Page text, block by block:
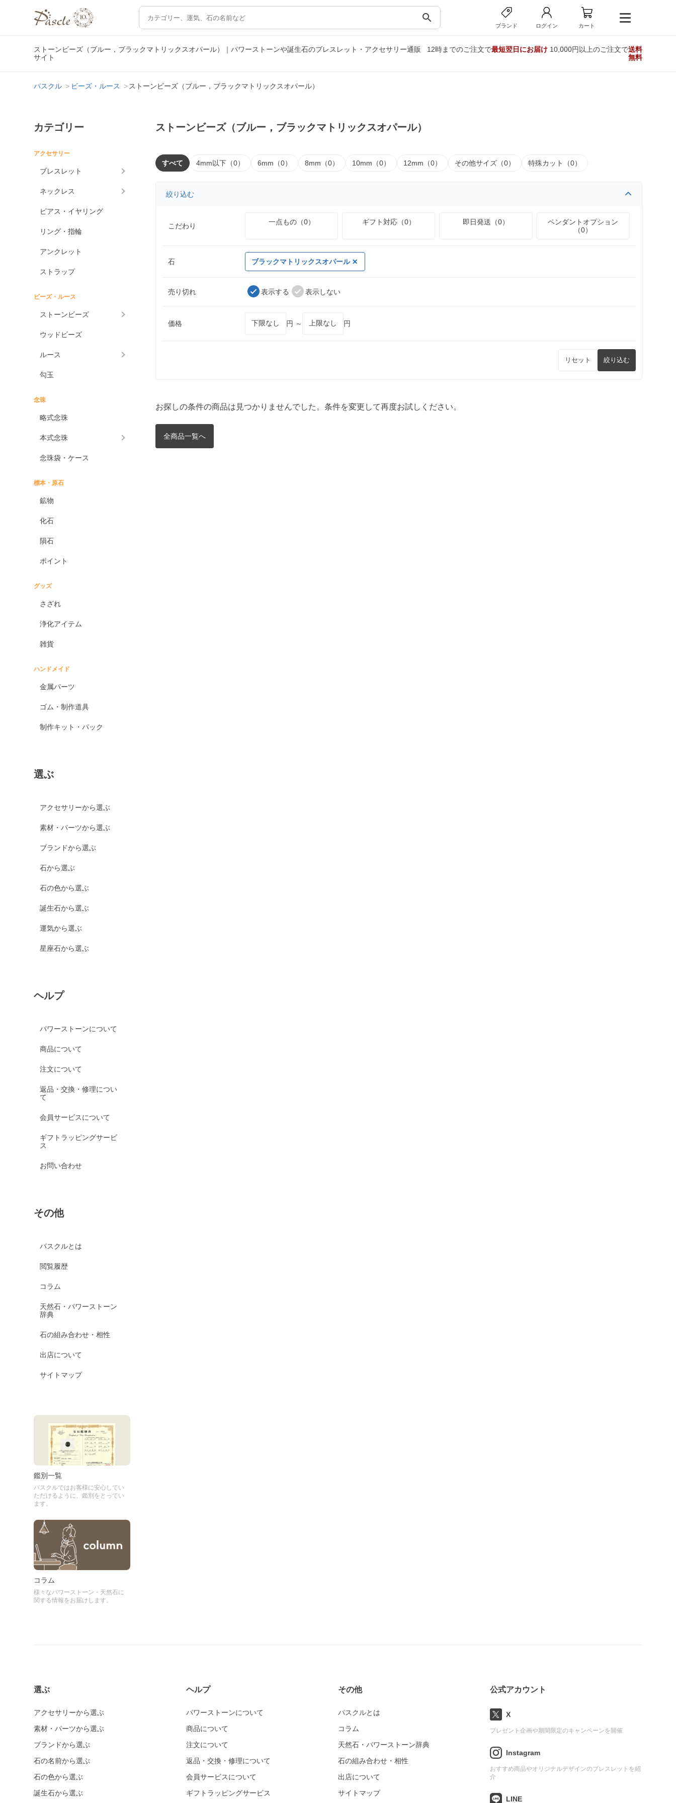
search
ブランド ログイン カート
ストーンビーズ（ブルー，ブラックマトリックスオパール）｜パワーストーンや誕生石のブレスレット・アクセサリー通販
サイト
12時までのご注文で最短翌日にお届け10,000円以上のご注文で送料
無料
パスクル ビーズ・ルース ストーンビーズ（ブルー，ブラックマトリックスオパール）
カテゴリー
アクセサリー
ブレスレット
ネックレス
ピアス・イヤリング
リング・指輪
アンクレット
ストラップ
ビーズ・ルース
ストーンビーズ
ウッドビーズ
ルース
勾玉
念珠
略式念珠
本式念珠
念珠袋・ケース
標本・原石
鉱物
化石
隕石
ポイント
グッズ
さざれ
浄化アイテム
雑貨
ハンドメイド
金属パーツ
ゴム・制作道具
制作キット・パック
選ぶ
アクセサリーから選ぶ
素材・パーツから選ぶ
ブランドから選ぶ
石から選ぶ
石の色から選ぶ
誕生石から選ぶ
運気から選ぶ
星座石から選ぶ
ヘルプ
パワーストーンについて
商品について
注文について
返品・交換・修理につい
て
会員サービスについて
ギフトラッピングサービ
ス
お問い合わせ
その他
パスクルとは
閲覧履歴
コラム
天然石・パワーストーン
辞典
石の組み合わせ・相性
出店について
サイトマップ
鑑別一覧
パスクルではお客様に安心してい
ただけるように、鑑別をとってい
ます。
コラム
様々なパワーストーン・天然石に
関する情報をお届けします。
ストーンビーズ（ブルー，ブラックマトリックスオパール）
すべて 4mm以下（0） 6mm（0） 8mm（0） 10mm（0） 12mm（0） その他サイズ（0） 特殊カット（0）
絞り込む
こだわり 一点もの（0） ギフト対応（0） 即日発送（0）
ペンダントオプション
（0）
石 ブラックマトリックスオパール
売り切れ 表示する 表示しない
価格 円 ～ 円
リセット 絞り込む
お探しの条件の商品は見つかりませんでした。条件を変更して再度お試しください。
全商品一覧へ
選ぶ
アクセサリーから選ぶ
素材・パーツから選ぶ
ブランドから選ぶ
石の名前から選ぶ
石の色から選ぶ
誕生石から選ぶ
ヘルプ
パワーストーンについて
商品について
注文について
返品・交換・修理について
会員サービスについて
ギフトラッピングサービス
その他
パスクルとは
コラム
天然石・パワーストーン辞典
石の組み合わせ・相性
出店について
サイトマップ
公式アカウント
X
プレゼント企画や期間限定のキャンペーンを開催
Instagram
おすすめ商品やオリジナルデザインのブレスレットを紹
介
LINE